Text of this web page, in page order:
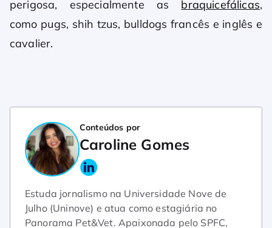
perigosa, especialmente as braquicefálicas,
como pugs, shih tzus, bulldogs francês e inglês e
cavalier.
Conteúdos por
Caroline Gomes
Estuda jornalismo na Universidade Nove de
Julho (Uninove) e atua como estagiária no
Panorama Pet&Vet. Apaixonada pelo SPFC,